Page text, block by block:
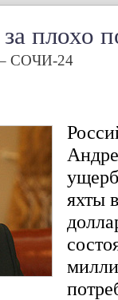
плохо
– СОЧИ-24
яхты